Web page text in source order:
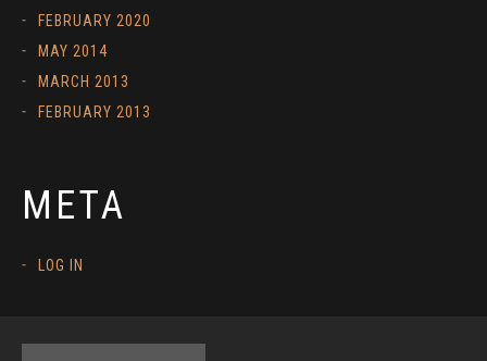
FEBRUARY 2020
MAY 2014
MARCH 2013
FEBRUARY 2013
META
LOG IN